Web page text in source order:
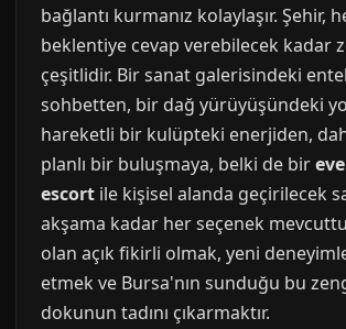
bağlantı kurmanız kolaylaşır. Şehir,
beklentiye cevap verebilecek kadar
çeşitlidir. Bir sanat galerisindeki
sohbetten, bir dağ yürüyüşündeki
hareketli bir kulüpteki enerjiden,
planlı bir buluşmaya, belki de bir
escort ile kişisel alanda geçirilecek
akşama kadar her seçenek
olan açık fikirli olmak, yeni
etmek ve Bursa'nın sunduğu bu
dokunun tadını çıkarmaktır.